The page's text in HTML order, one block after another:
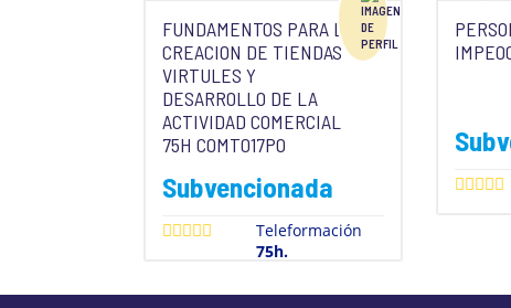
FUNDAMENTOS PARA LA
CREACION DE TIENDAS
VIRTULES Y
DESARROLLO DE LA
ACTIVIDAD COMERCIAL
75H COMT017PO
Subvencionada
Teleformación
75h.